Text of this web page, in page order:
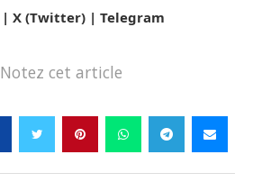
| X (Twitter) | Telegram
Notez cet article